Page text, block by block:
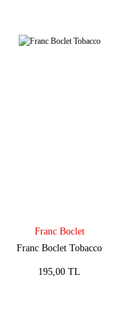
Franc Boclet
Franc Boclet Tobacco
195,00 TL